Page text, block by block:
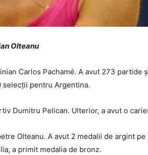
Olteanu
Carlos Pachamé. A avut 273
selecții pentru Argentina.
Dumitru Pelican. Ulterior, a avut o
Olteanu. A avut 2 medalii de argint
a primit medalia de bronz.